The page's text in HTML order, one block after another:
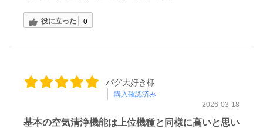
役に立った 0
パグ大好き様
購入確認済み
2026-03-18
基本の空気清浄機能は上位機種と同様に高いと思い